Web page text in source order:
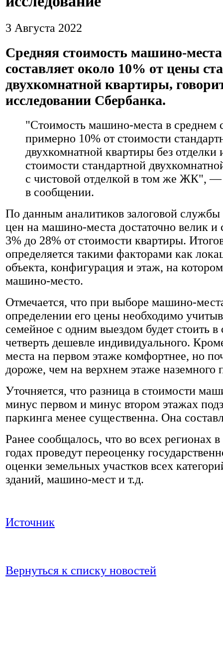
3 Августа 2022
Средняя стоимость машино-
составляет около 10% от цены
двухкомнатной квартиры,
исследовании Сбербанка.
"Стоимость машино-места в среднем
примерно 10% от стоимости
двухкомнатной квартиры без отделки
стоимости стандартной
с чистовой отделкой в том же ЖК", —
в сообщении.
По данным аналитиков залоговой службы
цен на машино-места достаточно велик и
3% до 28% от стоимости квартиры.
определяется такими факторами как
объекта, конфигурация и этаж, на
машино-место.
Отмечается, что при выборе машино-
определении его цены необходимо
семейное с одним выездом будет стоить в
четверть дешевле индивидуального.
места на первом этаже комфортнее, но
дороже, чем на верхнем этаже наземного
Уточняется, что разница в стоимости
минус первом и минус втором этажах
паркинга менее существенна. Она
Ранее сообщалось, что во всех регионах
годах проведут переоценку
оценки земельных участков всех
зданий, машино-мест и т.д.
Источник
Вернуться к списку новостей